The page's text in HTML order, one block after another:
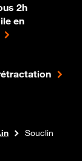
2h
en
Souclin